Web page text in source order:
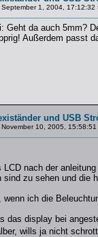
September 1, 2004, 17:12:32
Geht da auch 5mm?
Außerdem passt
und USB
November 10, 2005, 15:58:51
LCD nach der
sind zu sehen und die
wenn ich die
das display bei
wills ja nicht